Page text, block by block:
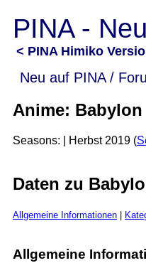
PINA -
< PINA Himiko
Neu auf PINA /
Anime: Babylon
Seasons: | Herbst 2019 (
Daten zu
Allgemeine Informationen |
Allgemeine